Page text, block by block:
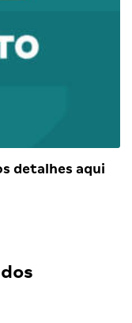
detalhes aqui